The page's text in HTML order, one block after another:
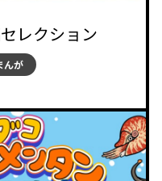
レクション
んが